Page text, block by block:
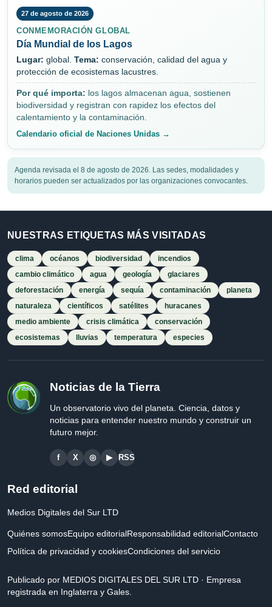
27 de agosto de 2026
CONMEMORACIÓN GLOBAL
Día Mundial de los Lagos
Lugar: global. Tema: conservación, calidad del agua y
protección de ecosistemas lacustres.
Por qué importa: los lagos almacenan agua, sostienen
biodiversidad y registran con rapidez los efectos del
calentamiento y la contaminación.
Calendario oficial de Naciones Unidas →
Agenda revisada el 8 de agosto de 2026. Las sedes, modalidades y
horarios pueden ser actualizados por las organizaciones convocantes.
NUESTRAS ETIQUETAS MÁS VISITADAS
clima océanos biodiversidad
incendios
cambio climático
agua geología
glaciares
deforestación
energía sequía contaminación
planeta
naturaleza
científicos satélites
huracanes
medio ambiente
crisis climática
conservación
ecosistemas
lluvias temperatura especies
Noticias de la Tierra
Un observatorio vivo del planeta. Ciencia, datos y
noticias para entender nuestro mundo y construir un
futuro mejor.
f X ◎ ▶ RSS
Red editorial
Medios Digitales del Sur LTD
Quiénes somosEquipo editorialResponsabilidad editorialContacto
Política de privacidad y cookiesCondiciones del servicio
Publicado por MEDIOS DIGITALES DEL SUR LTD · Empresa
registrada en Inglaterra y Gales.